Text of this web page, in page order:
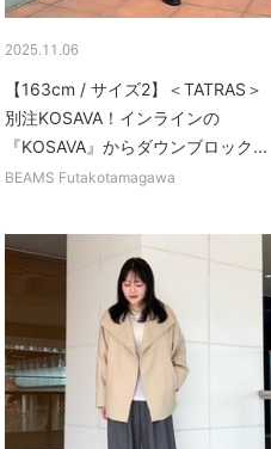
2025.11.06
【163cm / サイズ2】＜TATRAS＞
別注KOSAVA！インラインの
『KOSAVA』からダウンブロック...
BEAMS Futakotamagawa